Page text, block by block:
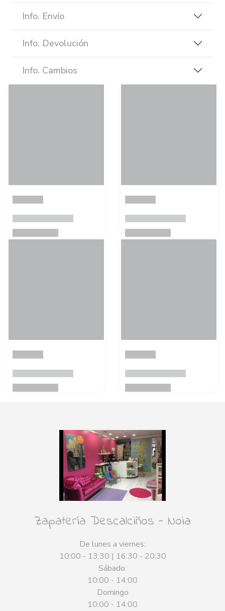
Info. Envío
Info. Devolución
Info. Cambios
Zapatería Descalciños - Noia
De lunes a viernes:
10:00 - 13:30 | 16:30 - 20:30
Sábado:
10:00 - 14:00
Domingo
10:00 - 14:00